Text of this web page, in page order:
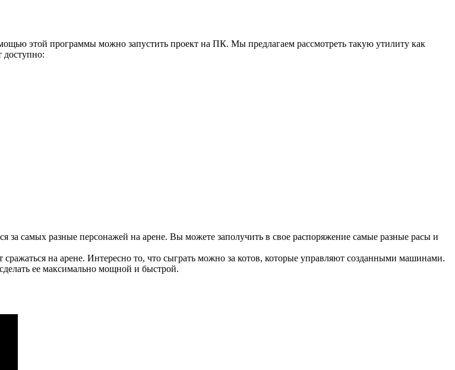
этой программы можно запустить проект на ПК. Мы предлагаем рассмотреть такую утилиту как
доступно:
за самых разные персонажей на арене. Вы можете заполучить в свое распоряжение самые разные расы и
на арене. Интересно то, что сыграть можно за котов, которые управляют созданными машинами.
ее максимально мощной и быстрой.